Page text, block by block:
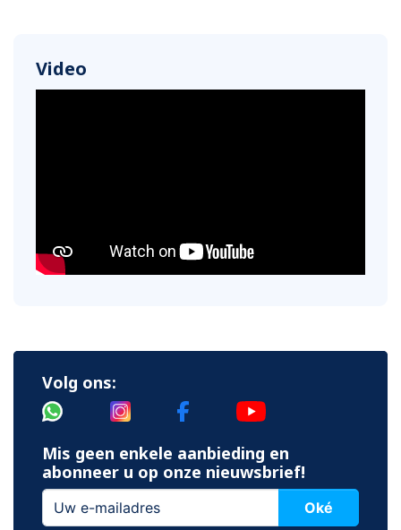
Video
Volg ons:
Mis geen enkele aanbieding en
abonneer u op onze nieuwsbrief!
Oké